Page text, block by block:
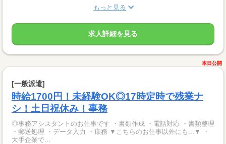
もっと見る
求人詳細を見る
本日公開
[一般派遣]
時給1700円！未経験OK◎17時定時で残業ナ
シ！土日祝休み！事務
◎事務アシスタントのお仕事です ・書類作成 ・電話対応 ・書類整理
・郵送処理 ・データ入力 ・庶務 ▼こちらのお仕事以外にも...▼ ・
大手企業で...